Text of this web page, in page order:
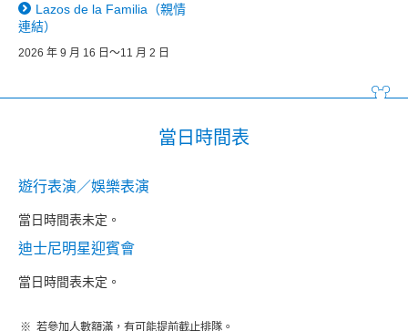
Lazos de la Familia（親情
連結）
2026 年 9 月 16 日～11 月 2 日
當日時間表
遊行表演／娛樂表演
當日時間表未定。
迪士尼明星迎賓會
當日時間表未定。
若參加人數額滿，有可能提前截止排隊。